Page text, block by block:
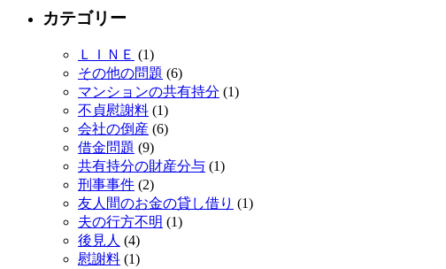
カテゴリー
ＬＩＮＥ (1)
その他の問題 (6)
マンションの共有持分 (1)
不貞慰謝料 (1)
会社の倒産 (6)
借金問題 (9)
共有持分の財産分与 (1)
刑事事件 (2)
友人間のお金の貸し借り (1)
夫の行方不明 (1)
後見人 (4)
慰謝料 (1)